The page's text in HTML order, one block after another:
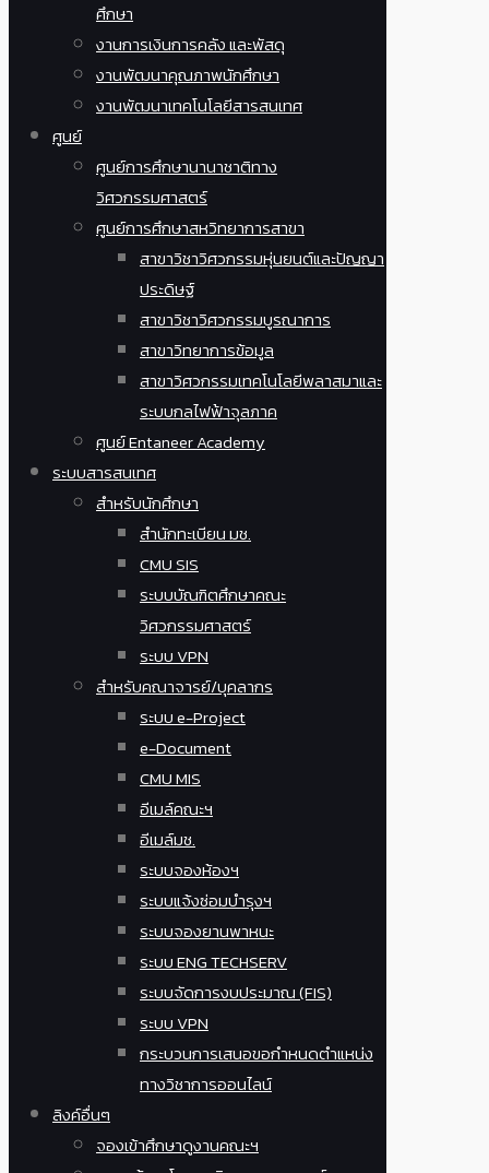
ศึกษา
งานการเงินการคลัง และพัสดุ
งานพัฒนาคุณภาพนักศึกษา
งานพัฒนาเทคโนโลยีสารสนเทศ
ศูนย์
ศูนย์การศึกษานานาชาติทาง
วิศวกรรมศาสตร์
ศูนย์การศึกษาสหวิทยาการสาขา
สาขาวิชาวิศวกรรมหุ่นยนต์และปัญญา
ประดิษฐ์
สาขาวิชาวิศวกรรมบูรณาการ
สาขาวิทยาการข้อมูล
สาขาวิศวกรรมเทคโนโลยีพลาสมาและ
ระบบกลไฟฟ้าจุลภาค
ศูนย์ Entaneer Academy
ระบบสารสนเทศ
สำหรับนักศึกษา
สำนักทะเบียน มช.
CMU SIS
ระบบบัณฑิตศึกษาคณะ
วิศวกรรมศาสตร์
ระบบ VPN
สำหรับคณาจารย์/บุคลากร
ระบบ e-Project
e-Document
CMU MIS
อีเมล์คณะฯ
อีเมล์มช.
ระบบจองห้องฯ
ระบบแจ้งซ่อมบำรุงฯ
ระบบจองยานพาหนะ
ระบบ ENG TECHSERV
ระบบจัดการงบประมาณ (FIS)
ระบบ VPN
กระบวนการเสนอขอกำหนดตำแหน่ง
ทางวิชาการออนไลน์
ลิงค์อื่นๆ
จองเข้าศึกษาดูงานคณะฯ